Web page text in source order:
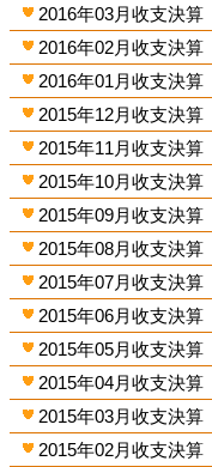
2016年03月收支決算
2016年02月收支決算
2016年01月收支決算
2015年12月收支決算
2015年11月收支決算
2015年10月收支決算
2015年09月收支決算
2015年08月收支決算
2015年07月收支決算
2015年06月收支決算
2015年05月收支決算
2015年04月收支決算
2015年03月收支決算
2015年02月收支決算